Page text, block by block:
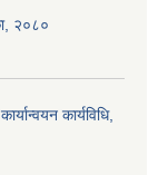
२०८०
कार्यविधि,